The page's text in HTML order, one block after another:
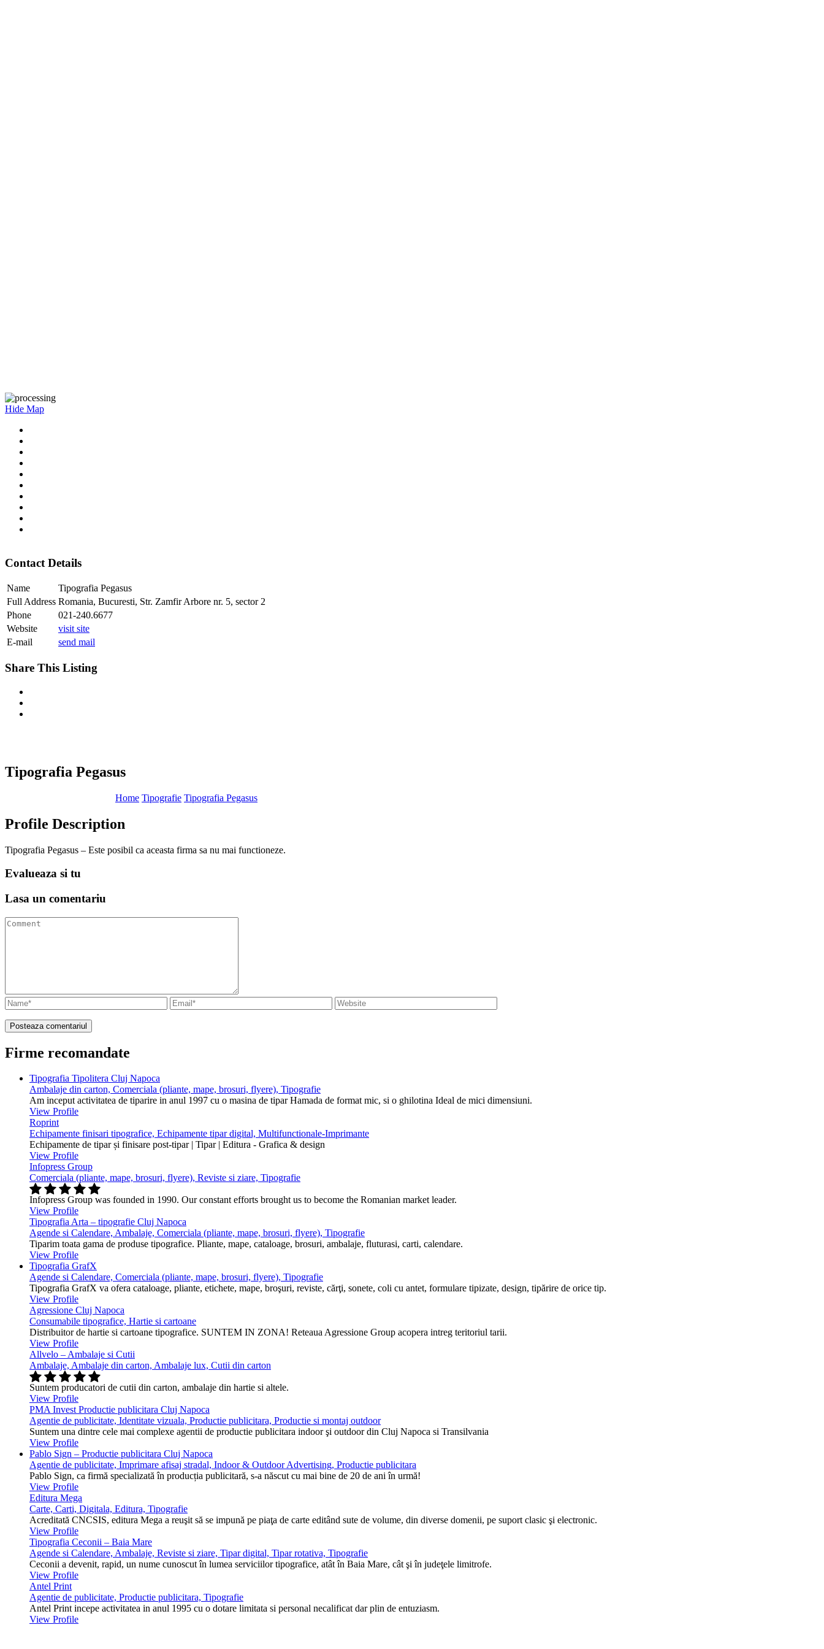
Hide Map
Contact Details
Name
Tipografia Pegasus
Full Address Romania, Bucuresti, Str. Zamfir Arbore nr. 5, sector 2
Phone
021-240.6677
Website
visit site
E-mail
send mail
Share This Listing
Tipografia Pegasus
Home Tipografie Tipografia Pegasus
Profile Description
Tipografia Pegasus – Este posibil ca aceasta firma sa nu mai functioneze.
Evalueaza si tu
Lasa un comentariu
Firme recomandate
Tipografia Tipolitera Cluj Napoca
Ambalaje din carton, Comerciala (pliante, mape, brosuri, flyere), Tipografie
Am inceput activitatea de tiparire in anul 1997 cu o masina de tipar Hamada de format mic, si o ghilotina Ideal de mici dimensiuni.
View Profile
Roprint
Echipamente finisari tipografice, Echipamente tipar digital, Multifunctionale-Imprimante
Echipamente de tipar și finisare post-tipar | Tipar | Editura - Grafica & design
View Profile
Infopress Group
Comerciala (pliante, mape, brosuri, flyere), Reviste si ziare, Tipografie
Infopress Group was founded in 1990. Our constant efforts brought us to become the Romanian market leader.
View Profile
Tipografia Arta – tipografie Cluj Napoca
Agende si Calendare, Ambalaje, Comerciala (pliante, mape, brosuri, flyere), Tipografie
Tiparim toata gama de produse tipografice. Pliante, mape, cataloage, brosuri, ambalaje, fluturasi, carti, calendare.
View Profile
Tipografia GrafX
Agende si Calendare, Comerciala (pliante, mape, brosuri, flyere), Tipografie
Tipografia GrafX va ofera cataloage, pliante, etichete, mape, broşuri, reviste, cărţi, sonete, coli cu antet, formulare tipizate, design, tipărire de orice tip.
View Profile
Agressione Cluj Napoca
Consumabile tipografice, Hartie si cartoane
Distribuitor de hartie si cartoane tipografice. SUNTEM IN ZONA! Reteaua Agressione Group acopera intreg teritoriul tarii.
View Profile
Allvelo – Ambalaje si Cutii
Ambalaje, Ambalaje din carton, Ambalaje lux, Cutii din carton
Suntem producatori de cutii din carton, ambalaje din hartie si altele.
View Profile
PMA Invest Productie publicitara Cluj Napoca
Agentie de publicitate, Identitate vizuala, Productie publicitara, Productie si montaj outdoor
Suntem una dintre cele mai complexe agentii de productie publicitara indoor şi outdoor din Cluj Napoca si Transilvania
View Profile
Pablo Sign – Productie publicitara Cluj Napoca
Agentie de publicitate, Imprimare afisaj stradal, Indoor & Outdoor Advertising, Productie publicitara
Pablo Sign, ca firmă specializată în producția publicitară, s-a născut cu mai bine de 20 de ani în urmă!
View Profile
Editura Mega
Carte, Carti, Digitala, Editura, Tipografie
Acreditată CNCSIS, editura Mega a reuşit să se impună pe piaţa de carte editând sute de volume, din diverse domenii, pe suport clasic şi electronic.
View Profile
Tipografia Ceconii – Baia Mare
Agende si Calendare, Ambalaje, Reviste si ziare, Tipar digital, Tipar rotativa, Tipografie
Ceconii a devenit, rapid, un nume cunoscut în lumea serviciilor tipografice, atât în Baia Mare, cât şi în judeţele limitrofe.
View Profile
Antel Print
Agentie de publicitate, Productie publicitara, Tipografie
Antel Print incepe activitatea in anul 1995 cu o dotare limitata si personal necalificat dar plin de entuziasm.
View Profile